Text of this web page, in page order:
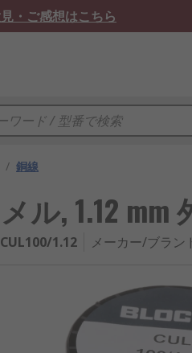
・ご感想はこちら
/ 銅線
ル, 1.12 mm
CUL100/1.12 メーカー/ブラン